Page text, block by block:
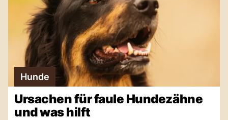
Hunde
Ursachen für faule Hundezähne
und was hilft